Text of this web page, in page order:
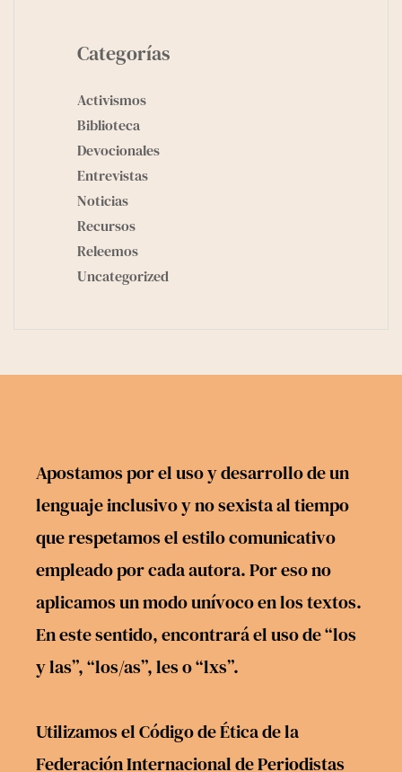
Categorías
Activismos
Biblioteca
Devocionales
Entrevistas
Noticias
Recursos
Releemos
Uncategorized
Apostamos por el uso y desarrollo de un
lenguaje inclusivo y no sexista al tiempo
que respetamos el estilo comunicativo
empleado por cada autora. Por eso no
aplicamos un modo unívoco en los textos.
En este sentido, encontrará el uso de “los
y las”, “los/as”, les o “lxs”.
Utilizamos elCódigo de Éticade la
Federación Internacional de Periodistas